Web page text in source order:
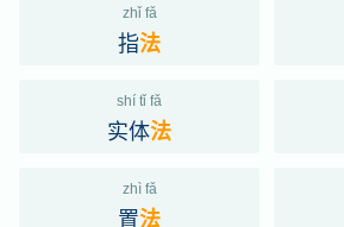
zhǐ fǎ
指法
shí tǐ fǎ
实体法
zhì fǎ
置法